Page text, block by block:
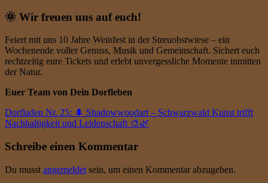
r
p
p
e
n
b
0
P
r
o
🌞 Wir freuen uns auf euch!
Feiert mit uns 10 Jahre Weinfest in der Streuobstwiese – ein
Wochenende voller Genuss, Musik und Gemeinschaft. Sichert euch
rechtzeitig eure Tickets und erlebt unvergessliche Momente inmitten
der Natur.
Euer Team von Dein Dorfleben
Dorfladen Nr. 25: 🌲 Shadowwoodart – Schwarzwald Kunst trifft
Nachhaltigkeit und Leidenschaft 🎨🌿
Schreibe einen Kommentar
Du musst angemeldet sein, um einen Kommentar abzugeben.